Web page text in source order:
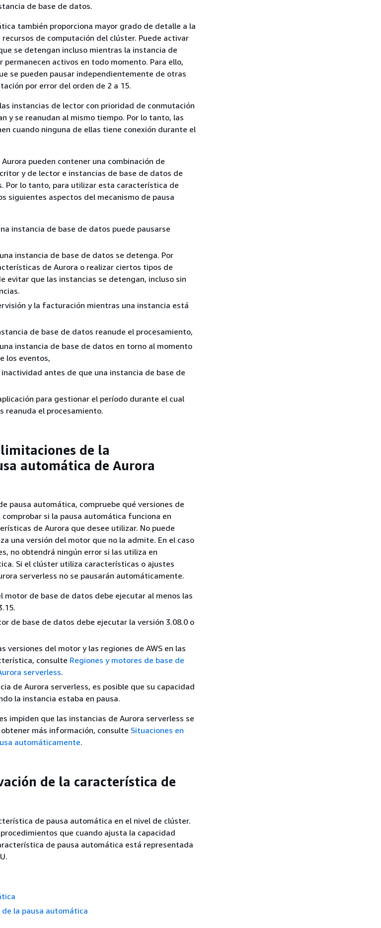
de base de datos.
también proporciona mayor grado de detalle a la
de computación del clúster. Puede activar
se detengan incluso mientras la instancia de
activos en todo momento. Para ello,
se pueden pausar independientemente de otras
por error del orden de 2 a 15.
instancias de lector con prioridad de conmutación
y se reanudan al mismo tiempo. Por lo tanto, las
cuando ninguna de ellas tiene conexión durante el
pueden contener una combinación de
y de lector e instancias de base de datos de
Por lo tanto, para utilizar esta característica de
siguientes aspectos del mecanismo de pausa
instancia de base de datos puede pausarse
instancia de base de datos se detenga. Por
de Aurora o realizar ciertos tipos de
evitar que las instancias se detengan, incluso sin
y la facturación mientras una instancia está
de base de datos reanude el procesamiento,
instancia de base de datos en torno al momento
los eventos,
antes de que una instancia de base de
para gestionar el período durante el cual
reanuda el procesamiento.
de la
automática de Aurora
pausa automática, compruebe qué versiones de
si la pausa automática funciona en
de Aurora que desee utilizar. No puede
una versión del motor que no la admite. En el caso
no obtendrá ningún error si las utiliza en
Si el clúster utiliza características o ajustes
serverless no se pausarán automáticamente.
motor de base de datos debe ejecutar al menos las
de base de datos debe ejecutar la versión 3.08.0 o
versiones del motor y las regiones de AWS en las
consulte Regiones y motores de base de
serverless.
de Aurora serverless, es posible que su capacidad
la instancia estaba en pausa.
impiden que las instancias de Aurora serverless se
más información, consulte Situaciones en
automáticamente.
de la característica de
de pausa automática en el nivel de clúster.
que cuando ajusta la capacidad
de pausa automática está representada
la pausa automática